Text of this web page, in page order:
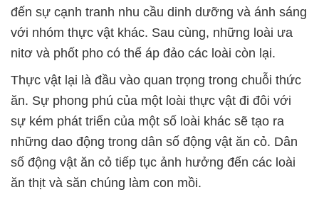
đến sự cạnh tranh nhu cầu dinh dưỡng và ánh sáng
với nhóm thực vật khác. Sau cùng, những loài ưa
nitơ và phốt pho có thể áp đảo các loài còn lại.
Thực vật lại là đầu vào quan trọng trong chuỗi thức
ăn. Sự phong phú của một loài thực vật đi đôi với
sự kém phát triển của một số loài khác sẽ tạo ra
những dao động trong dân số động vật ăn cỏ. Dân
số động vật ăn cỏ tiếp tục ảnh hưởng đến các loài
ăn thịt và săn chúng làm con mồi.